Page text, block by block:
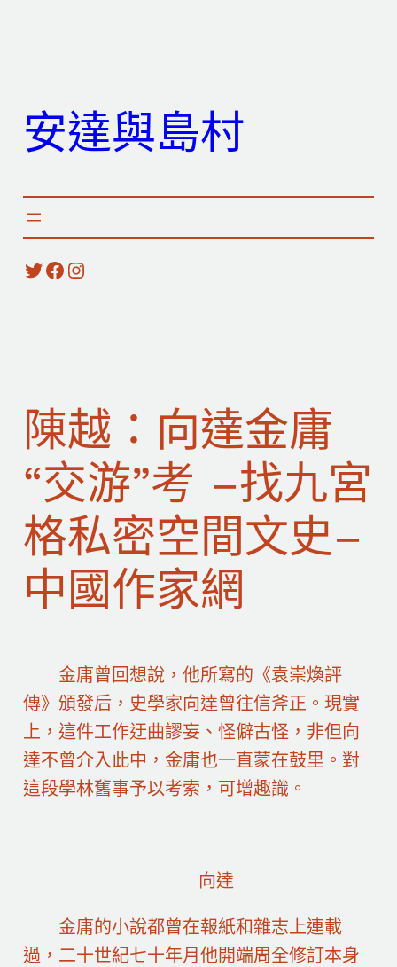
安達與島村
X Facebook Instagram
陳越：向達金庸
“交游”考 –找九宮
格私密空間文史–
中國作家網
金庸曾回想說，他所寫的《袁崇煥評
傳》頒發后，史學家向達曾往信斧正。現實
上，這件工作迂曲謬妄、怪僻古怪，非但向
達不曾介入此中，金庸也一直蒙在鼓里。對
這段學林舊事予以考索，可增趣識。
向達
金庸的小說都曾在報紙和雜志上連載
過，二十世紀七十年月他開端周全修訂本身